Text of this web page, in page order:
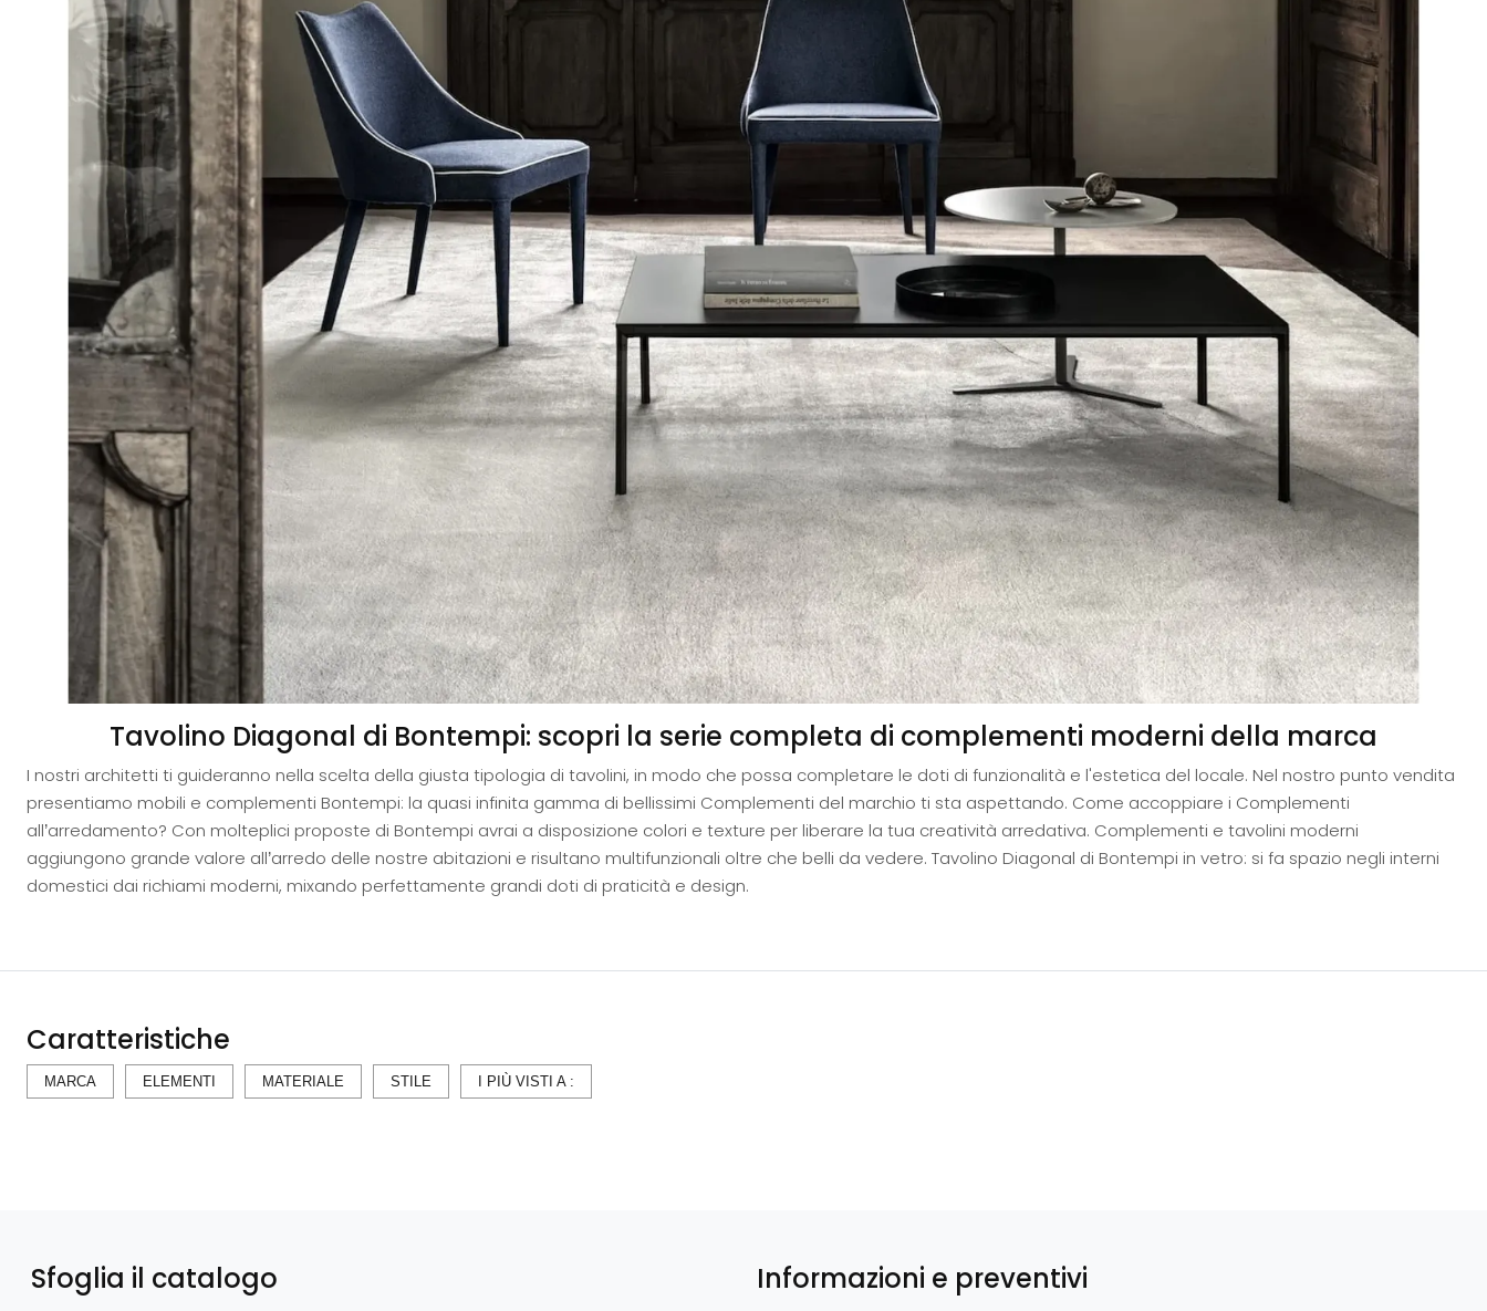
Tavolino Diagonal di Bontempi: scopri la serie completa di complementi moderni della marca
I nostri architetti ti guideranno nella scelta della giusta tipologia di tavolini, in modo che possa completare le doti di funzionalità e l'estetica del locale. Nel nostro punto vendita
presentiamo mobili e complementi Bontempi: la quasi infinita gamma di bellissimi Complementi del marchio ti sta aspettando. Come accoppiare i Complementi
all’arredamento? Con molteplici proposte di Bontempi avrai a disposizione colori e texture per liberare la tua creatività arredativa. Complementi e tavolini moderni
aggiungono grande valore all’arredo delle nostre abitazioni e risultano multifunzionali oltre che belli da vedere. Tavolino Diagonal di Bontempi in vetro: si fa spazio negli interni
domestici dai richiami moderni, mixando perfettamente grandi doti di praticità e design.
Caratteristiche
MARCA ELEMENTI MATERIALE STILE I PIÙ VISTI A :
Sfoglia il catalogo Informazioni e preventivi